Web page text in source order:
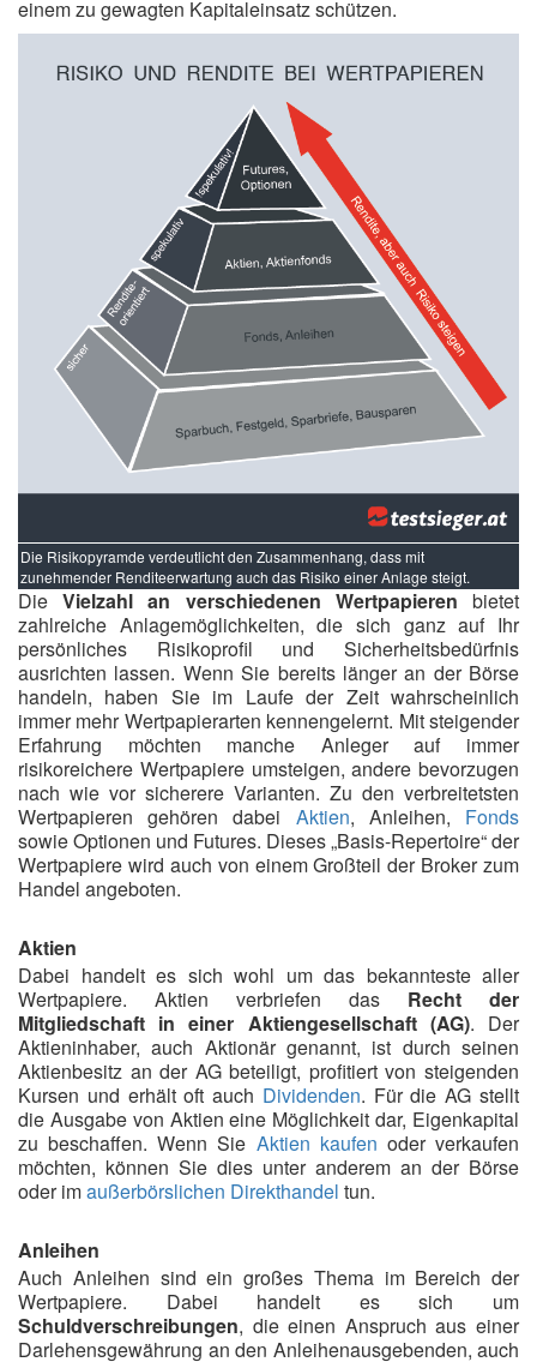
einem zu gewagten Kapitaleinsatz schützen.
Die Risikopyramde verdeutlicht den Zusammenhang, dass mit
zunehmender Renditeerwartung auch das Risiko einer Anlage steigt.
DieVielzahl an verschiedenen Wertpapieren bietet
zahlreiche Anlagemöglichkeiten, die sich ganz auf Ihr
persönliches Risikoprofil und Sicherheitsbedürfnis
ausrichten lassen. Wenn Sie bereits länger an der Börse
handeln, haben Sie im Laufe der Zeit wahrscheinlich
immer mehr Wertpapierarten kennengelernt. Mit steigender
Erfahrung möchten manche Anleger auf immer
risikoreichere Wertpapiere umsteigen, andere bevorzugen
nach wie vor sicherere Varianten. Zu den verbreitetsten
Wertpapieren gehören dabei Aktien, Anleihen, Fonds
sowie Optionen und Futures. Dieses „Basis-Repertoire“ der
Wertpapiere wird auch von einem Großteil der Broker zum
Handel angeboten.
Aktien
Dabei handelt es sich wohl um das bekannteste aller
Wertpapiere. Aktien verbriefen das Recht der
Mitgliedschaft in einer Aktiengesellschaft (AG). Der
Aktieninhaber, auch Aktionär genannt, ist durch seinen
Aktienbesitz an der AG beteiligt, profitiert von steigenden
Kursen und erhält oft auch Dividenden. Für die AG stellt
die Ausgabe von Aktien eine Möglichkeit dar, Eigenkapital
zu beschaffen. Wenn Sie Aktien kaufen oder verkaufen
möchten, können Sie dies unter anderem an der Börse
oder imaußerbörslichen Direkthandel tun.
Anleihen
Auch Anleihen sind ein großes Thema im Bereich der
Wertpapiere. Dabei handelt es sich um
Schuldverschreibungen, die einen Anspruch aus einer
Darlehensgewährung an den Anleihenausgebenden, auch